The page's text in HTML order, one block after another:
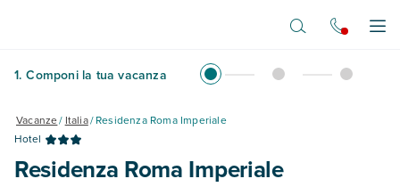
1. Componi la tua vacanza
Vacanze/ Italia/Residenza Roma Imperiale
Hotel
Residenza Roma Imperiale